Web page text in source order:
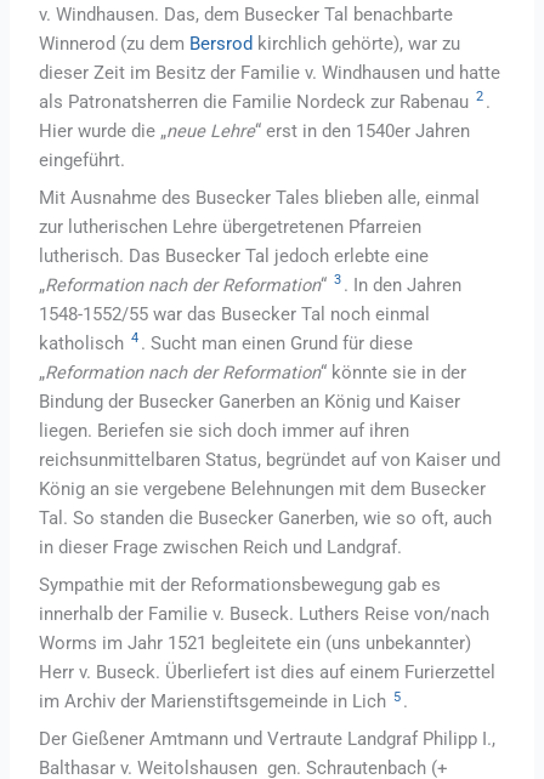
v. Windhausen. Das, dem Busecker Tal benachbarte
Winnerod (zu dem Bersrod kirchlich gehörte), war zu
dieser Zeit im Besitz der Familie v. Windhausen und hatte
als Patronatsherren die Familie Nordeck zur Rabenau 2 .
Hier wurde die „neue Lehre“ erst in den 1540er Jahren
eingeführt.
Mit Ausnahme des Busecker Tales blieben alle, einmal
zur lutherischen Lehre übergetretenen Pfarreien
lutherisch. Das Busecker Tal jedoch erlebte eine
„Reformation nach der Reformation“ 3 . In den Jahren
1548-1552/55 war das Busecker Tal noch einmal
katholisch 4 . Sucht man einen Grund für diese
„Reformation nach der Reformation“ könnte sie in der
Bindung der Busecker Ganerben an König und Kaiser
liegen. Beriefen sie sich doch immer auf ihren
reichsunmittelbaren Status, begründet auf von Kaiser und
König an sie vergebene Belehnungen mit dem Busecker
Tal. So standen die Busecker Ganerben, wie so oft, auch
in dieser Frage zwischen Reich und Landgraf.
Sympathie mit der Reformationsbewegung gab es
innerhalb der Familie v. Buseck. Luthers Reise von/nach
Worms im Jahr 1521 begleitete ein (uns unbekannter)
Herr v. Buseck. Überliefert ist dies auf einem Furierzettel
im Archiv der Marienstiftsgemeinde in Lich 5 .
Der Gießener Amtmann und Vertraute Landgraf Philipp I.,
Balthasar v. Weitolshausen gen. Schrautenbach (+